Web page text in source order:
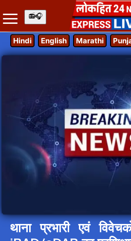
Hindi English Marathi
थाना प्रभारी एवं